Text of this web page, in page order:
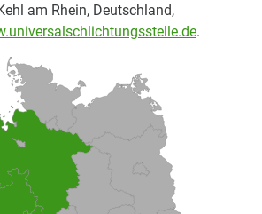
am Rhein, Deutschland,
.